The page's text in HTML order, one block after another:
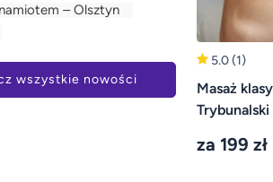
– Olsztyn
wszystkie nowości
5.0(1)
Masaż
Trybunalski
za 199 zł